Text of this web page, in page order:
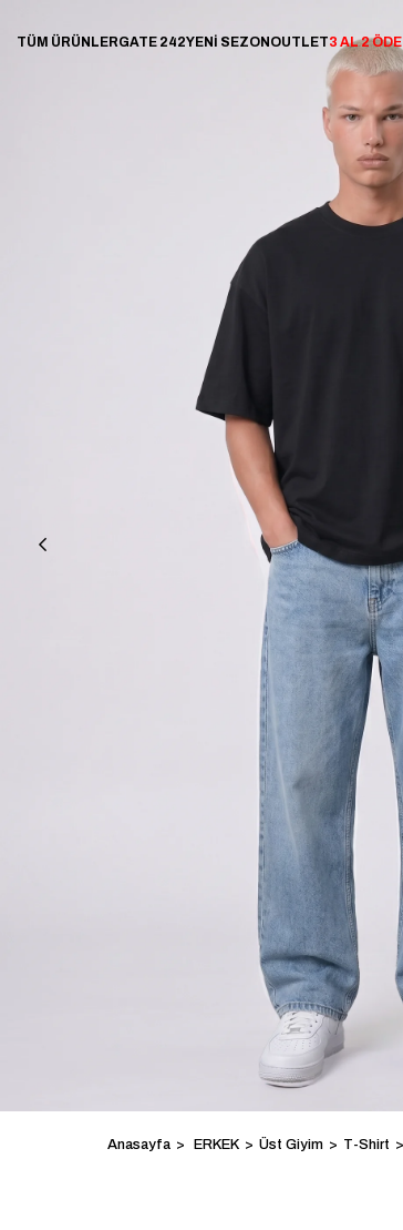
TÜM ÜRÜNLERGATE 242YENİ SEZONOUTLET3 AL 2 ÖDE
Anasayfa ERKEK Üst Giyim T-Shirt